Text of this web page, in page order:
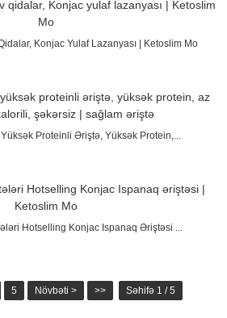
Konjac Yulaf Lazanyası | Ketoslim Mo
Proteinli Əriştə, Yüksək Protein,...
Hotselling Konjac Ispanaq Əriştəsi ...
5 Növbəti > >> Səhifə 1 / 5